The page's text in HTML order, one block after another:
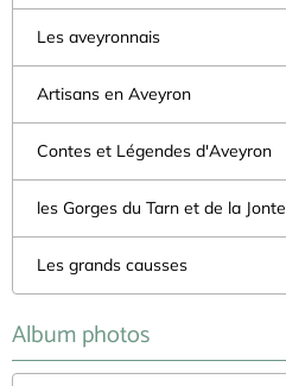
Les aveyronnais
Artisans en Aveyron
Contes et Légendes d'Aveyron
les Gorges du Tarn et de la Jonte
Les grands causses
Album photos